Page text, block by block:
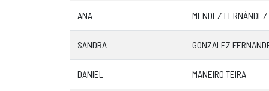
ANA MENDEZ FERNÁNDEZ
SANDRA GONZALEZ
DANIEL MANEIRO TEIRA